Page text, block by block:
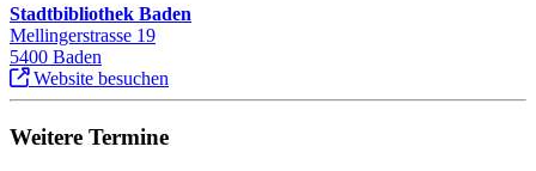
Stadtbibliothek Baden
Mellingerstrasse 19
5400 Baden
Website besuchen
Weitere Termine